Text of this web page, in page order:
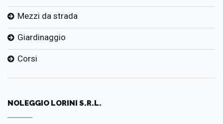
Mezzi da strada
Giardinaggio
Corsi
NOLEGGIO LORINI S.R.L.